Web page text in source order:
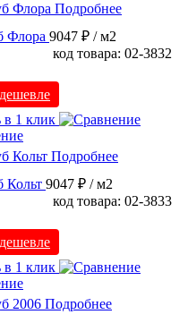
Подробнее
Флора 9047 ₽ / м2
код товара: 02-3832
в 1 клик
Подробнее
Кольт 9047 ₽ / м2
код товара: 02-3833
в 1 клик
Подробнее